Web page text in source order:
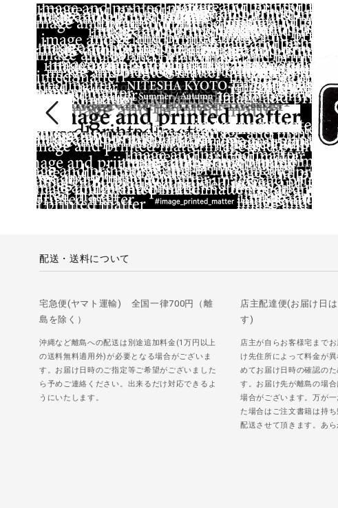
配送・送料について
宅急便(ヤマト運輸) 全国一律700円（離
島を除く）
沖縄など離島への配送は別途追加料金(1万円以上
の送料無料適用外)が必要となる場合がございま
す。お届け日時のご指定等ご希望がございました
ら予めご連絡ください。出来るだけ対応できるよ
うにいたします。
店主配達便(お届け日
す)
店主が自らお客様宅まで
け先住所によって料金が
めてお届け日時の確認の
す。お届け先が離島の場
場合がございます。万が
た場合はご注文書籍は持
配送させて頂きます。あ